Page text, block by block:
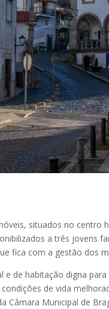
situados no centro
a três jovens
fica com a gestão dos
de habitação digna
de vida
Câmara Municipal de